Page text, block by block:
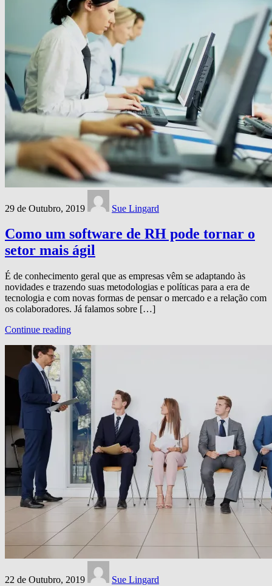
29 de Outubro, 2019 Sue Lingard
Como um software de RH pode tornar o
setor mais ágil
É de conhecimento geral que as empresas vêm se adaptando às
novidades e trazendo suas metodologias e políticas para a era de
tecnologia e com novas formas de pensar o mercado e a relação com
os colaboradores. Já falamos sobre […]
Continue reading
22 de Outubro, 2019 Sue Lingard